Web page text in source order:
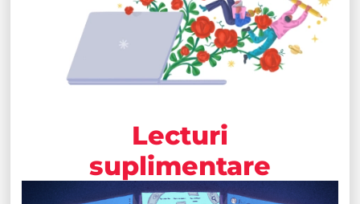
Lecturi
suplimentare